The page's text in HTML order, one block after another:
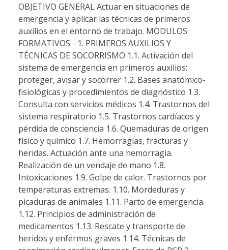
OBJETIVO GENERAL Actuar en situaciones de
emergencia y aplicar las técnicas de primeros
auxilios en el entorno de trabajo. MODULOS
FORMATIVOS - 1. PRIMEROS AUXILIOS Y
TÉCNICAS DE SOCORRISMO 1.1. Activación del
sistema de emergencia en primeros auxilios:
proteger, avisar y socorrer 1.2. Bases anatómico-
fisiológicas y procedimientos de diagnóstico 1.3.
Consulta con servicios médicos 1.4. Trastornos del
sistema respiratorio 1.5. Trastornos cardíacos y
pérdida de consciencia 1.6. Quemaduras de origen
físico y químico 1.7. Hemorragias, fracturas y
heridas. Actuación ante una hemorragia.
Realización de un vendaje de mano 1.8.
Intoxicaciones 1.9. Golpe de calor. Trastornos por
temperaturas extremas. 1.10. Mordeduras y
picaduras de animales 1.11. Parto de emergencia.
1.12. Principios de administración de
medicamentos 1.13. Rescate y transporte de
heridos y enfermos graves 1.14. Técnicas de